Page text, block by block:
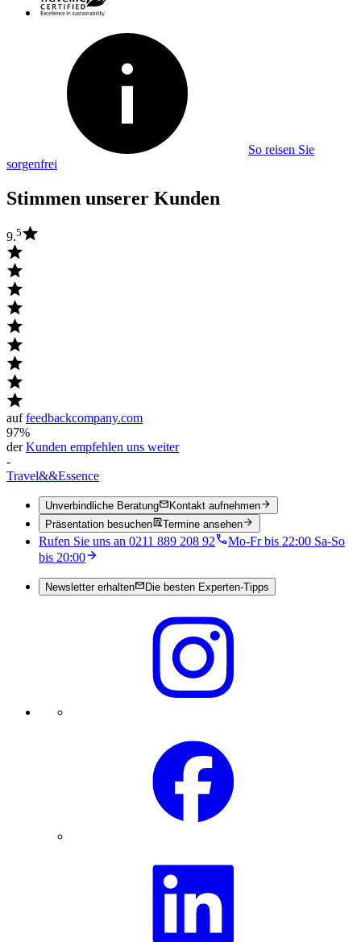
So reisen Sie
sorgenfrei
Stimmen unserer Kunden
9.5
auffeedbackcompany.com
97%
derKunden empfehlen uns weiter
-
Travel&&Essence
Unverbindliche Beratung
Kontakt aufnehmen
Präsentation besuchen
Termine ansehen
Rufen Sie uns an 0211 889 208 92
Mo-Fr bis 22:00 Sa-So
bis 20:00
Newsletter erhalten Die besten Experten-Tipps